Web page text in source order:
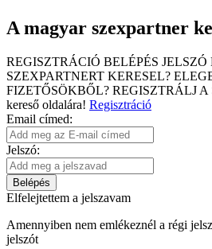
A magyar szexpartner
REGISZTRÁCIÓ BELÉPÉS JELSZÓ
SZEXPARTNERT KERESEL?
FIZETŐSÖKBŐL? REGISZTRÁLJ
kereső oldalára! Regisztráció
Email címed:
Jelszó:
Belépés
Elfelejtettem a jelszavam
Amennyiben nem emlékeznél a régi
jelszót